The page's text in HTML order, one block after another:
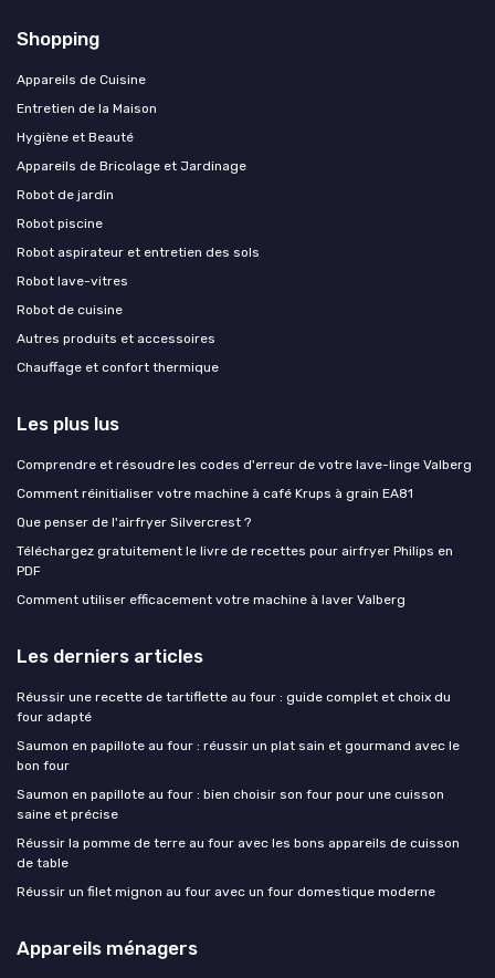
Shopping
Appareils de Cuisine
Entretien de la Maison
Hygiène et Beauté
Appareils de Bricolage et Jardinage
Robot de jardin
Robot piscine
Robot aspirateur et entretien des sols
Robot lave-vitres
Robot de cuisine
Autres produits et accessoires
Chauffage et confort thermique
Les plus lus
Comprendre et résoudre les codes d'erreur de votre lave-linge Valberg
Comment réinitialiser votre machine à café Krups à grain EA81
Que penser de l'airfryer Silvercrest ?
Téléchargez gratuitement le livre de recettes pour airfryer Philips en
PDF
Comment utiliser efficacement votre machine à laver Valberg
Les derniers articles
Réussir une recette de tartiflette au four : guide complet et choix du
four adapté
Saumon en papillote au four : réussir un plat sain et gourmand avec le
bon four
Saumon en papillote au four : bien choisir son four pour une cuisson
saine et précise
Réussir la pomme de terre au four avec les bons appareils de cuisson
de table
Réussir un filet mignon au four avec un four domestique moderne
Appareils ménagers